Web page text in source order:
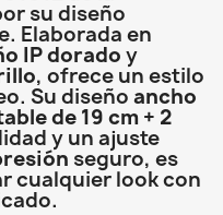
su diseño
Elaborada en
IP dorado y
, ofrece un estilo
Su diseño ancho
de 19 cm + 2
y un ajuste
seguro, es
cualquier look con